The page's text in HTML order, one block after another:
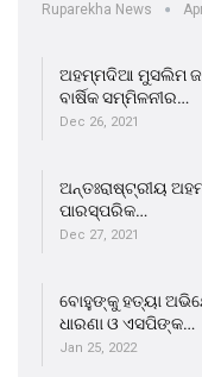
Ruparekha News
ଅହମ୍ମଦିଆ ମୁସଲିମ
ବାର୍ଷିକ ସମ୍ମିଳନୀର…
Dec 26, 2021
ଅନ୍ତଃରାଷ୍ଟ୍ରୀୟ
ପାରସ୍ପରିକ…
Dec 27, 2021
ବୋହୁଙ୍କୁ ହତ୍ୟା
ଧାରଣା ଓ ଏସପିଙ୍କ…
Jan 25, 2022